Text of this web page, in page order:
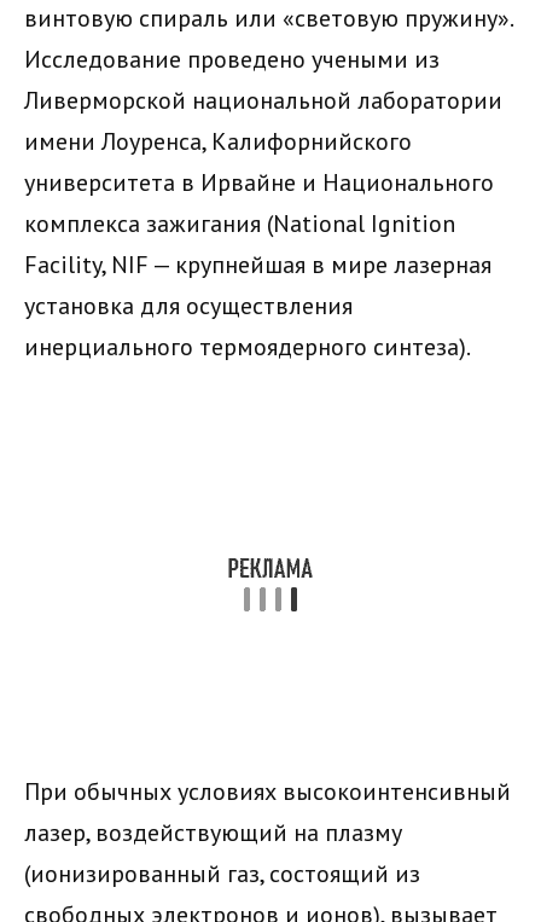
винтовую спираль или «световую пружину».
Исследование проведено учеными из
Ливерморской национальной лаборатории
имени Лоуренса, Калифорнийского
университета в Ирвайне и Национального
комплекса зажигания (National Ignition
Facility, NIF — крупнейшая в мире лазерная
установка для осуществления
инерциального термоядерного синтеза).
При обычных условиях высокоинтенсивный
лазер, воздействующий на плазму
(ионизированный газ, состоящий из
свободных электронов и ионов), вызывает